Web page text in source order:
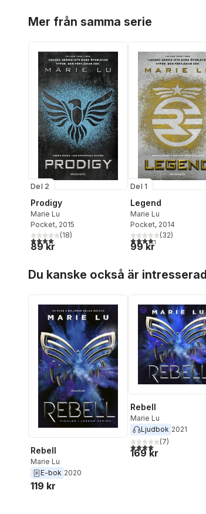
Mer från samma serie
Del 2
Prodigy
Marie Lu
Pocket, 2015
4,0utav 5 stjärnor. Totalt antal röster:
(18)
89 kr
Del 1
Legend
Marie Lu
Pocket, 2014
4,3utav 5 stjärnor.
(32)
99 kr
Du kanske också är
Rebell
Marie Lu
E-bok 2020
119 kr
Rebell
Marie Lu
Ljudbok 2021
4,1utav 5 stjärnor.
(7)
169 kr